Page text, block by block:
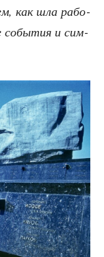
как шла рабо­
собы­тия и сим­